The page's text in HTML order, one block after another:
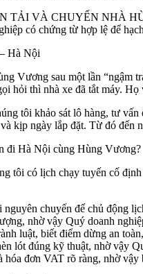
VÀ CHUYỂN NHÀ
có chứng từ hợp lệ để
Hà Nội
Vương sau một lần “ngậm
hỏi thì nhà xe đã tắt máy.
tôi khảo sát lô hàng, tư
kịp ngày lắp đặt. Từ đó
đi Hà Nội cùng Hùng Vương?
tôi có lịch chạy tuyến cố
chuyến để chủ động
nhờ vậy Quý doanh
luật, biết điểm dừng an
lót đúng kỹ thuật, nhờ vậy
đơn VAT rõ ràng, nhờ vậy